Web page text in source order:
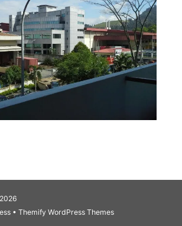
2026
•Themify WordPress Themes